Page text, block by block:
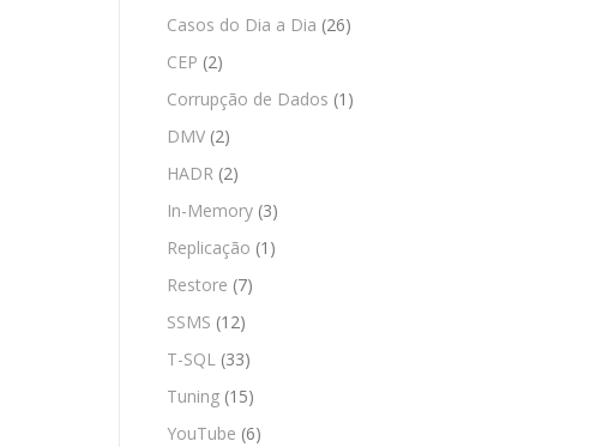
Casos do Dia a Dia (26)
CEP (2)
Corrupção de Dados (1)
DMV (2)
HADR (2)
In-Memory (3)
Replicação (1)
Restore (7)
SSMS (12)
T-SQL (33)
Tuning (15)
YouTube (6)